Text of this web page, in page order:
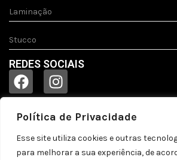
Política de Privacidade
Esse site utiliza cookies e outras
para melhorar a sua experiência, de
Laminação
Stucco
REDES SOCIAIS
© 2023 Todos os direitos